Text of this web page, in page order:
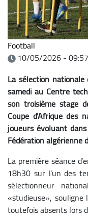
Football
10/05/2026 - 09:57
La sélection
samedi au Centre
son troisième stage
Coupe d'Afrique des
joueurs évoluant
Fédération algérienne
La première séance
18h30 sur l’un des
sélectionneur
«studieuse», souligne
toutefois absents lors